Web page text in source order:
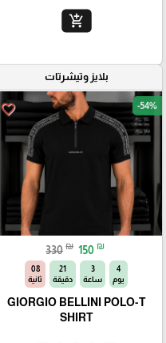
add_shopping_cart
بلايز وتيشرتات
favorite_border -54%
330 ₪ 150 ₪
4
يوم
3
ساعة
21
دقيقة
06
ثانية
GIORGIO BELLINI POLO-T
SHIRT